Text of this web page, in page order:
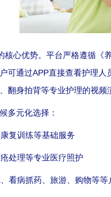
核心优势。平台严格遵循
可通过APP直接查看护理
翻身拍背等专业护理的视频
多元化选择：
复训练等基础服务
处理等专业医疗照护
看病抓药、旅游、购物等等